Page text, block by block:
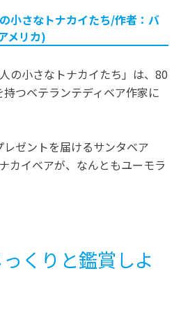
小さなトナカイたち/作者：バ
メリカ)
の小さなトナカイたち」は、80
つベテランテディベア作家に
ゼントを届けるサンタベア
カイベアが、なんともユーモラ
くりと鑑賞しよ